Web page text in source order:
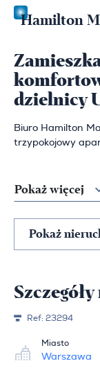
Hamilton
dzielnicy
Biuro Hamilton
trzypokojowy
Pokaż więcej
Pokaż
Ref: 23294
Miasto
Warszawa